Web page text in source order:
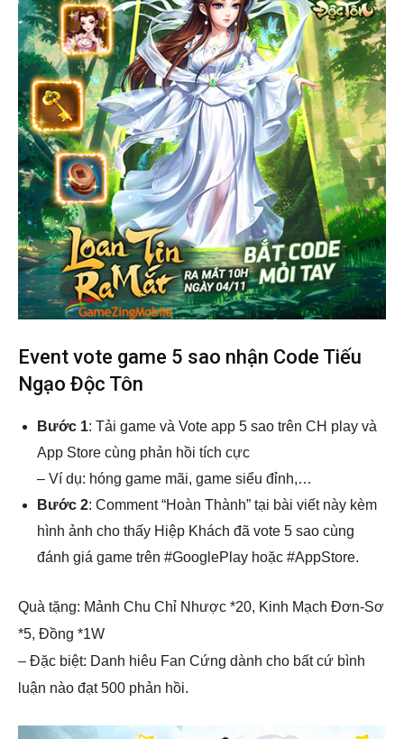
Event vote game 5 sao nhận Code Tiếu
Ngạo Độc Tôn
Bước 1: Tải game và Vote app 5 sao trên CH play và
App Store cùng phản hồi tích cực
– Ví dụ: hóng game mãi, game siểu đỉnh,…
Bước 2: Comment “Hoàn Thành” tại bài viết này kèm
hình ảnh cho thấy Hiệp Khách đã vote 5 sao cùng
đánh giá game trên #GooglePlay hoặc #AppStore.
Quà tặng: Mảnh Chu Chỉ Nhược *20, Kinh Mạch Đơn-Sơ
*5, Đồng *1W
– Đặc biệt: Danh hiêu Fan Cứng dành cho bất cứ bình
luận nào đạt 500 phản hồi.